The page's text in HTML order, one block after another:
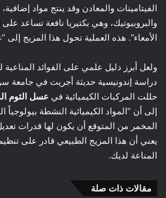
الفيتامينات والمعادن وقد ينتج مواد
والبروبيوتيك، وهي بكتيريا نافعة تساعد
الأمعاء”. هذه العملية تحول هذا المزيج
ولعل أبرز دليل علمي على الفوائد المناعية
حللت المركبات الكيميائية في عسل الثوم
إلى أن “المواد الكيميائية النشطة
المخمر من المتوقع أن يكون لها قدرات
يعني أن هذا المزيج الطبيعي قادر على
المناعة لديك.
مقالات ذات صلة